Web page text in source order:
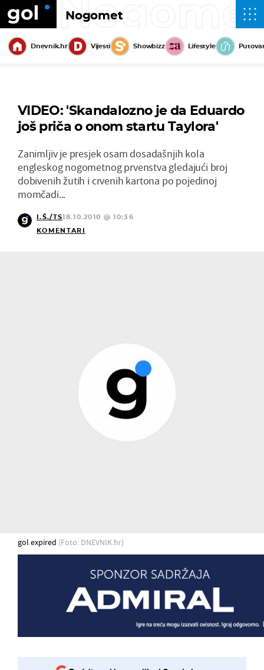
Nogomet
Dnevnik.hr Vijesti Showbizz Lifestyle
VIDEO: 'Skandalozno je da Eduardo
još priča o onom startu Taylora'
Zanimljiv je presjek osam dosadašnjih kola
engleskog nogometnog prvenstva gledajući broj
dobivenih žutih i crvenih kartona po pojedinoj
momčadi...
I.Š./TS18.10.2010 @ 10:36
KOMENTARI
gol expired (Foto: DNEVNIK.hr)